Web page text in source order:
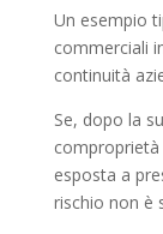
Un esempio
commerciali
continuità
Se, dopo la
comproprietà
esposta a
rischio non è